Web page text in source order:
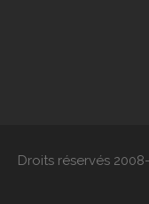
Droits réservés